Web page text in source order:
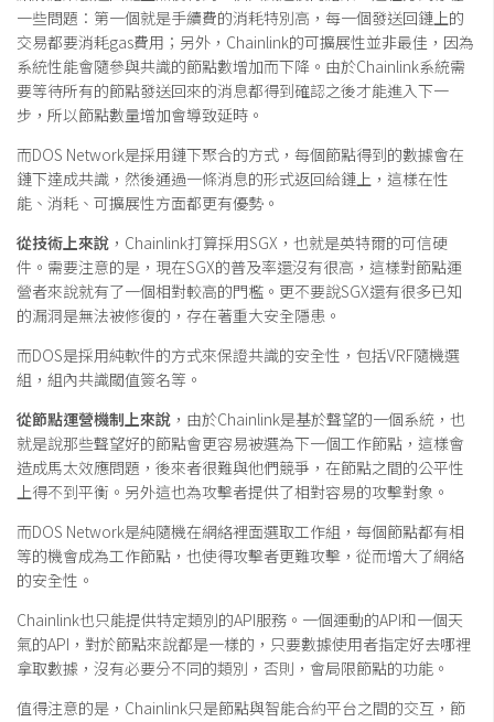
一些問題：第一個就是手續費的消耗特別高，每一個發送回鏈上的
交易都要消耗gas費用；另外，Chainlink的可擴展性並非最佳，因為
系統性能會隨參與共識的節點數增加而下降。由於Chainlink系統需
要等待所有的節點發送回來的消息都得到確認之後才能進入下一
步，所以節點數量增加會導致延時。
而DOS Network是採用鏈下聚合的方式，每個節點得到的數據會在
鏈下達成共識，然後通過一條消息的形式返回給鏈上，這樣在性
能、消耗、可擴展性方面都更有優勢。
從技術上來說 ，Chainlink打算採用SGX，也就是英特爾的可信硬
件。需要注意的是，現在SGX的普及率還沒有很高，這樣對節點運
營者來說就有了一個相對較高的門檻。更不要說SGX還有很多已知
的漏洞是無法被修復的，存在著重大安全隱患。
而DOS是採用純軟件的方式來保證共識的安全性，包括VRF隨機選
組，組內共識閾值簽名等。
從節點運營機制上來說 ，由於Chainlink是基於聲望的一個系統，也
就是說那些聲望好的節點會更容易被選為下一個工作節點，這樣會
造成馬太效應問題，後來者很難與他們競爭，在節點之間的公平性
上得不到平衡。另外這也為攻擊者提供了相對容易的攻擊對象。
而DOS Network是純隨機在網絡裡面選取工作組，每個節點都有相
等的機會成為工作節點，也使得攻擊者更難攻擊，從而增大了網絡
的安全性。
Chainlink也只能提供特定類別的API服務。一個運動的API和一個天
氣的API，對於節點來說都是一樣的，只要數據使用者指定好去哪裡
拿取數據，沒有必要分不同的類別，否則，會局限節點的功能。
值得注意的是，Chainlink只是節點與智能合約平台之間的交互，節